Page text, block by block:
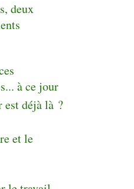
deux
à ce jour
est déjà là ?
et le